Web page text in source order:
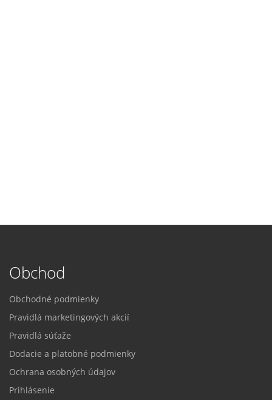
Obchod
Obchodné podmienky
Pravidlá marketingových akcií
Pravidlá súťaže
Dodacie a platobné podmienky
Ochrana osobných údajov
Prihlásenie